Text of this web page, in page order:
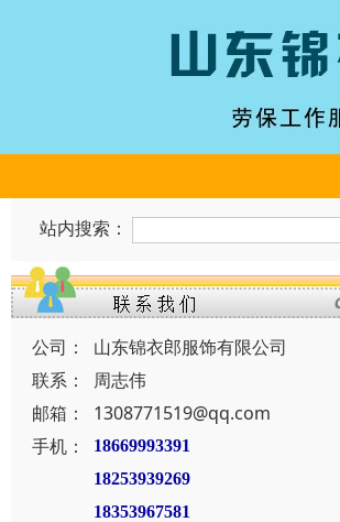
站内搜索：
公司：
山东锦衣郎服饰有限公司
联系：
周志伟
邮箱：
1308771519@qq.com
手机：
18669993391
18253939269
18353967581